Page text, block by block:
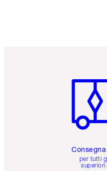
per tutti
superiori